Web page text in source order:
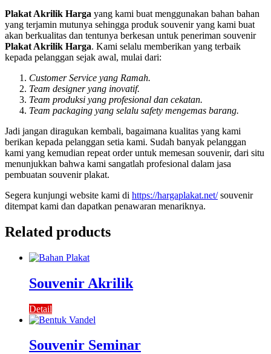
Plakat Akrilik Harga yang kami buat menggunakan bahan bahan
yang terjamin mutunya sehingga produk souvenir yang kami buat
akan berkualitas dan tentunya berkesan untuk peneriman souvenir
Plakat Akrilik Harga. Kami selalu memberikan yang terbaik
kepada pelanggan sejak awal, mulai dari:
Customer Service yang Ramah.
Team designer yang inovatif.
Team produksi yang profesional dan cekatan.
Team packaging yang selalu safety mengemas barang.
Jadi jangan diragukan kembali, bagaimana kualitas yang kami
berikan kepada pelanggan setia kami. Sudah banyak pelanggan
kami yang kemudian repeat order untuk memesan souvenir, dari situ
menunjukkan bahwa kami sangatlah profesional dalam jasa
pembuatan souvenir plakat.
Segera kunjungi website kami di https://hargaplakat.net/souvenir
ditempat kami dan dapatkan penawaran menariknya.
Related products
Souvenir Akrilik
Detail
Souvenir Seminar